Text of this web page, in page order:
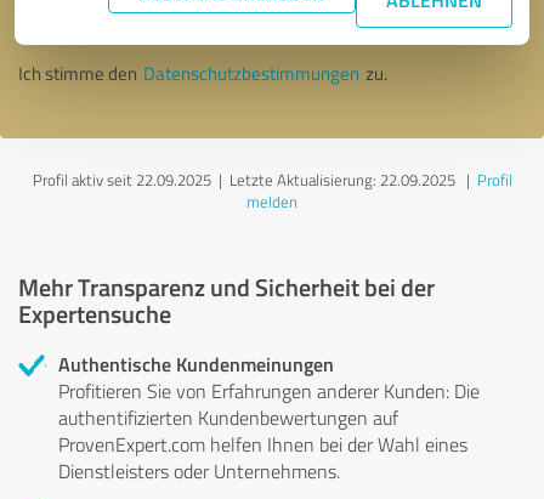
Nachricht senden
Ich stimme den Datenschutzbestimmungen zu.
Profil aktiv seit 22.09.2025 | Letzte Aktualisierung: 22.09.2025| Profil
melden
Mehr Transparenz und Sicherheit bei der
Expertensuche
Authentische Kundenmeinungen
Profitieren Sie von Erfahrungen anderer Kunden: Die
authentifizierten Kundenbewertungen auf
ProvenExpert.com helfen Ihnen bei der Wahl eines
Dienstleisters oder Unternehmens.